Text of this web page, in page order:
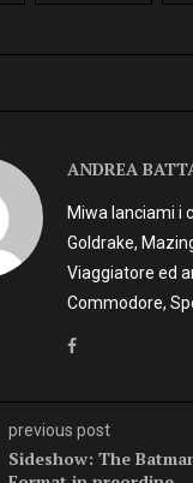
ANDREA
Miwa lanciami i
Goldrake,
Viaggiatore ed
Commodore,
previous post
Sideshow: The